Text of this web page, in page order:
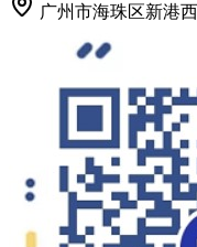
广州市海珠区新港